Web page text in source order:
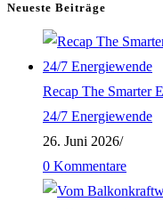
Neueste Beiträge
Recap The Smarter
24/7 Energiewende
26. Juni 2026/
0 Kommentare